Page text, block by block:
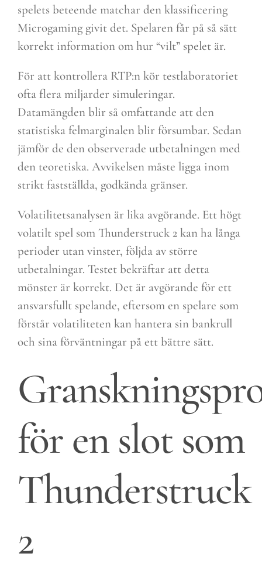
spelets beteende matchar den klassificering
Microgaming givit det. Spelaren får på så sätt
korrekt information om hur “vilt” spelet är.
För att kontrollera RTP:n kör testlaboratoriet
ofta flera miljarder simuleringar.
Datamängden blir så omfattande att den
statistiska felmarginalen blir försumbar. Sedan
jämför de den observerade utbetalningen med
den teoretiska. Avvikelsen måste ligga inom
strikt fastställda, godkända gränser.
Volatilitetsanalysen är lika avgörande. Ett högt
volatilt spel som Thunderstruck 2 kan ha långa
perioder utan vinster, följda av större
utbetalningar. Testet bekräftar att detta
mönster är korrekt. Det är avgörande för ett
ansvarsfullt spelande, eftersom en spelare som
förstår volatiliteten kan hantera sin bankrull
och sina förväntningar på ett bättre sätt.
för en slot som
Thunderstruck
2